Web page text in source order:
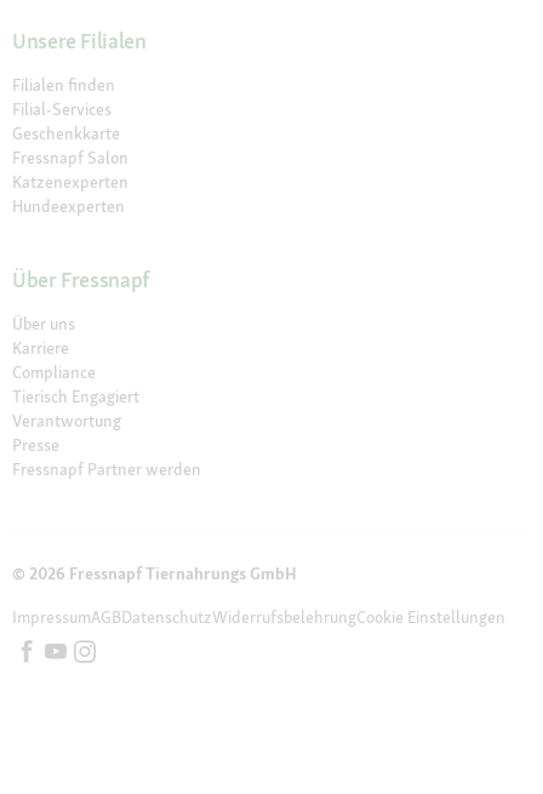
Unsere Filialen
Filialen finden
Filial-Services
Geschenkkarte
Fressnapf Salon
Katzenexperten
Hundeexperten
Über Fressnapf
Über uns
Karriere
Compliance
Tierisch Engagiert
Verantwortung
Presse
Fressnapf Partner werden
© 2026 Fressnapf Tiernahrungs GmbH
ImpressumAGBDatenschutzWiderrufsbelehrungCookie Einstellungen